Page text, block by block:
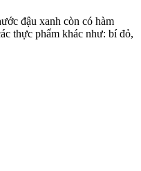
đậu xanh còn có hàm
thực phẩm khác như: bí đỏ,